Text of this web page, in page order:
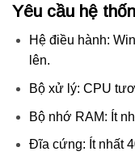
Yêu cầu hệ
Hệ điều hành:
lên.
Bộ xử lý: CPU
Bộ nhớ RAM: Ít
Đĩa cứng: Ít nhất